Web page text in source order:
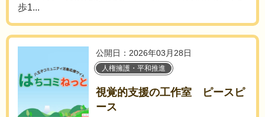
歩1...
公開日：2026年03月28日
人権擁護・平和推進
視覚的支援の工作室 ピースピ
ース